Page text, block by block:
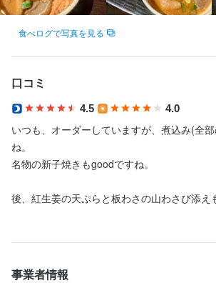
食べログで写真を見る
口コミ
4.5 4.0
いつも、オーダーしていますが、煮込み(全
ね。
名物の新子焼きもgoodですね。
後、紅生姜の天ぷらと板わさの山わさび添え
事業者情報
です。困ったときには、優しいスタッフがす
応募資格
歓迎スキル・経験
未経験者歓迎します
求める人物像
・コミュニケーション能力と協調性のある方